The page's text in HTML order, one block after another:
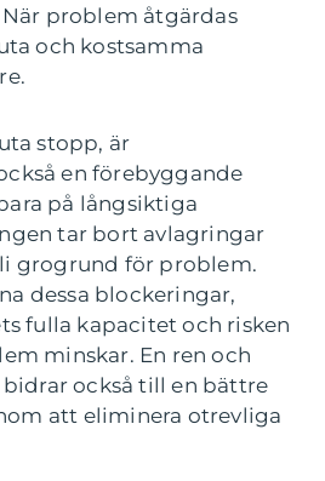
problem åtgärdas
och kostsamma
stopp, är
en förebyggande
på långsiktiga
tar bort avlagringar
grogrund för problem.
dessa blockeringar,
fulla kapacitet och risken
minskar. En ren och
också till en bättre
att eliminera otrevliga